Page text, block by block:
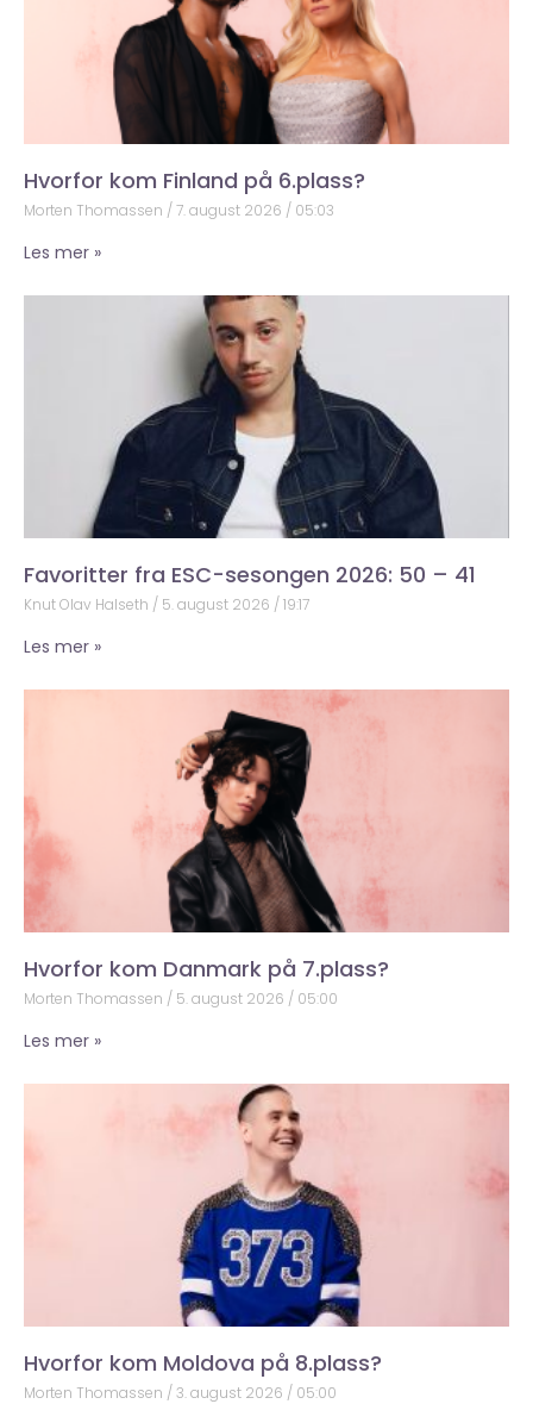
Hvorfor kom Finland på 6.plass?
Morten Thomassen 7. august 2026 05:03
Les mer »
Favoritter fra ESC-sesongen 2026: 50 – 41
Knut Olav Halseth 5. august 2026 19:17
Les mer »
Hvorfor kom Danmark på 7.plass?
Morten Thomassen 5. august 2026 05:00
Les mer »
Hvorfor kom Moldova på 8.plass?
Morten Thomassen 3. august 2026 05:00